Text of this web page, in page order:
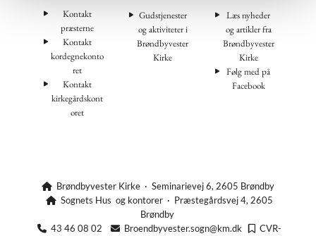
Kontakt
præsterne
Kontakt
kordegnekonto
ret
Kontakt
kirkegårdskont
oret
Gudstjenester
og aktiviteter i
Brøndbyvester
Kirke
Læs nyheder
og artikler fra
Brøndbyvester
Kirke
Følg med på
Facebook
 Brøndbyvester Kirke · Seminarievej 6, 2605 Brøndby
Sognets Hus og kontorer · Præstegårdsvej 4, 2605
Brøndby
43 46 08 02 Broendbyvester.sogn@km.dk CVR-